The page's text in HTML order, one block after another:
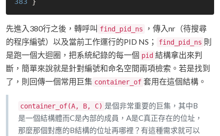
先進入380行之後，轉呼叫 find_pid_ns
，傳入nr（待搜尋
的程序編號）以及當前工作運行的PID NS；
find_pid_ns 則
是跑一個大迴圈，把系統紀錄的每一個 pid 結構拿出來判
斷，簡單來說就是針對編號和命名空間兩項檢索。若是找到
了，則回傳一個常用巨集 container_of 套用在這個結構。
container_of(A, B, C) 是個非常重要的巨集，其中B
是一個結構體而C是內部的成員，A是C真正存在的位址，
那麼那個對應的B結構的位址再哪裡？有這種需求就可以